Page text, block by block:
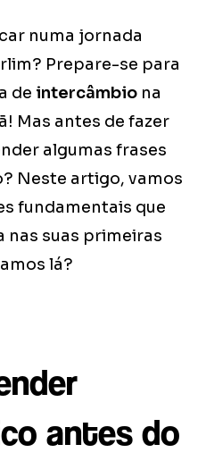
numa jornada
Prepare-se para
de intercâmbio na
Mas antes de fazer
algumas frases
Neste artigo, vamos
fundamentais que
nas suas primeiras
lá?
antes do